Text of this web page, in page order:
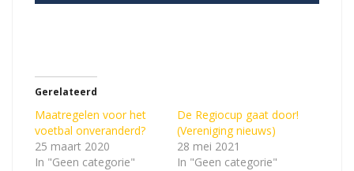
Gerelateerd
Maatregelen voor het
voetbal onveranderd?
25 maart 2020
In "Geen categorie"
De Regiocup gaat door!
(Vereniging nieuws)
28 mei 2021
In "Geen categorie"